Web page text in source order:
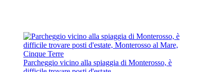
Parcheggio vicino alla spiaggia di Monterosso, è